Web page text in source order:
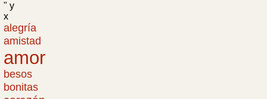
" y
x
alegría
amistad
amor
besos
bonitas